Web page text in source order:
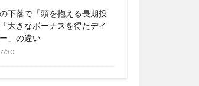
下落で「頭を抱える長期投
大きなボーナスを得たデイ
」の違い
30